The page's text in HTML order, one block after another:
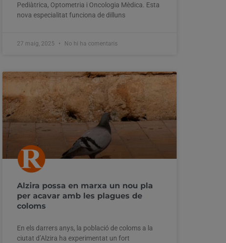
Pediàtrica, Optometria i Oncologia Mèdica. Esta
nova especialitat funciona de dilluns
27 maig, 2025 No hi ha comentaris
Alzira possa en marxa un nou pla
per acavar amb les plagues de
coloms
En els darrers anys, la població de coloms a la
ciutat d’Alzira ha experimentat un fort